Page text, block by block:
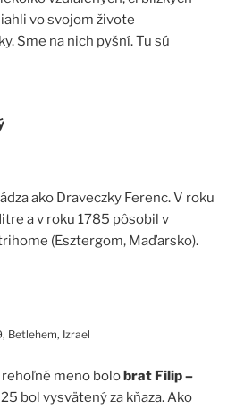
vo svojom živote
Sme na nich pyšní. Tu sú
ako Draveczky Ferenc. V roku
a v roku 1785 pôsobil v
(Esztergom, Maďarsko).
Betlehem, Izrael
meno bolobrat Filip –
bol vysvätený za kňaza. Ako